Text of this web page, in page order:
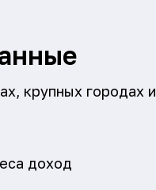
крупных городах и
доход